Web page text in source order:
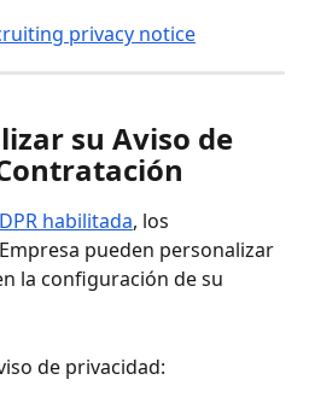
su Aviso de
habilitada, los
pueden personalizar
la configuración de su
de privacidad: